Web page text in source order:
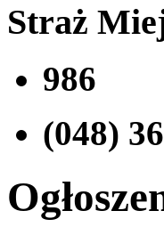
Straż
986
(048)